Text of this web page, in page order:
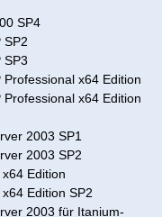
SP4
SP2
SP3
x64 Edition
x64 Edition
2003 SP1
2003 SP2
Edition
Edition SP2
2003 für Itanium-